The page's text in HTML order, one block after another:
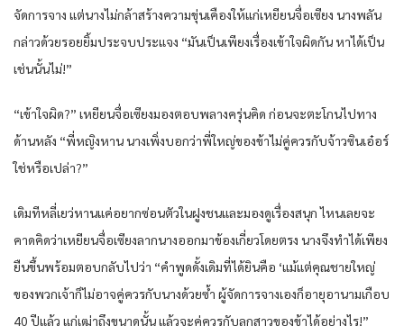
จัดการจาง แต่นางไม่กล้าสร้างความขุ่นเคืองให้แก่เหยียนจื่อเซียง นางพลัน
กล่าวด้วยรอยยิ้มประจบประแจง “มันเป็นเพียงเรื่องเข้าใจผิดกัน หาได้เป็น
เช่นนั้นไม่!”
“เข้าใจผิด?” เหยียนจื่อเซียงมองตอบพลางครุ่นคิด ก่อนจะตะโกนไปทาง
ด้านหลัง “พี่หญิงหาน นางเพิ่งบอกว่าพี่ใหญ่ของข้าไม่คู่ควรกับจ้าวซินเอ๋อร์
ใช่หรือเปล่า?”
เดิมทีหลี่เยว่หานแค่อยากซ่อนตัวในฝูงชนและมองดูเรื่องสนุก ไหนเลยจะ
คาดคิดว่าเหยียนจื่อเซียงลากนางออกมาข้องเกี่ยวโดยตรง นางจึงทำได้เพียง
ยืนขึ้นพร้อมตอบกลับไปว่า “คำพูดดั้งเดิมที่ได้ยินคือ ‘แม้แต่คุณชายใหญ่
ของพวกเจ้าก็ไม่อาจคู่ควรกับนางด้วยซ้ำ ผู้จัดการจางเองก็อายุอานามเกือบ
40 ปีแล้ว แก่เฒ่าถึงขนาดนั้น แล้วจะคู่ควรกับลูกสาวของข้าได้อย่างไร!”